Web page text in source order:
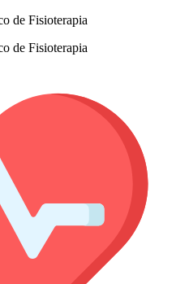
de Fisioterapia
de Fisioterapia